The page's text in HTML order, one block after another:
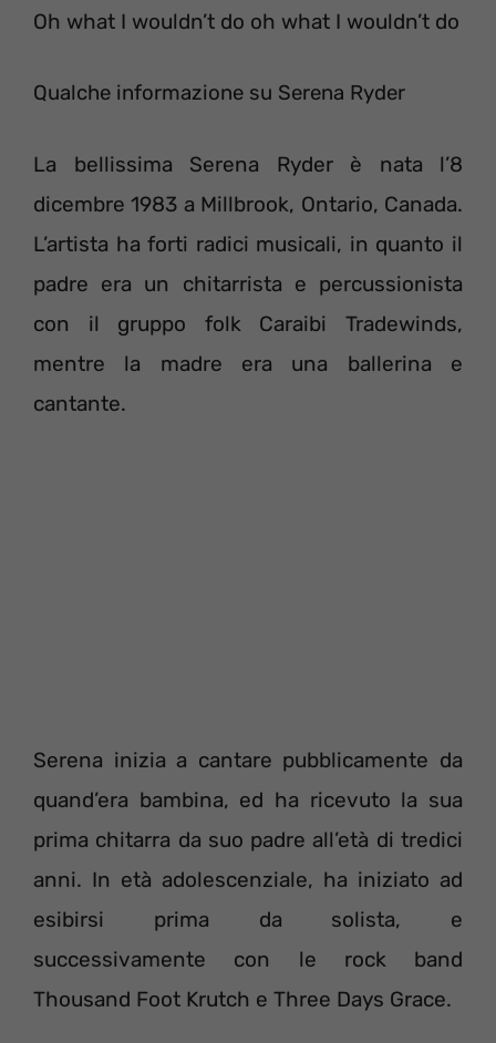
Oh what I wouldn’t do oh what I wouldn’t do
Qualche informazione su Serena Ryder
La bellissima Serena Ryder è nata l’8
dicembre 1983 a Millbrook, Ontario, Canada.
L’artista ha forti radici musicali, in quanto il
padre era un chitarrista e percussionista
con il gruppo folk Caraibi Tradewinds,
mentre la madre era una ballerina e
cantante.
Serena inizia a cantare pubblicamente da
quand’era bambina, ed ha ricevuto la sua
prima chitarra da suo padre all’età di tredici
anni. In età adolescenziale, ha iniziato ad
esibirsi prima da solista, e
successivamente con le rock band
Thousand Foot Krutch e Three Days Grace.